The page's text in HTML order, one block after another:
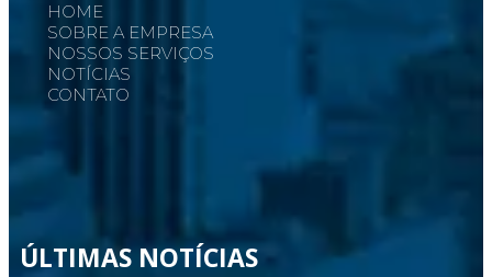
HOME
SOBRE A EMPRESA
NOSSOS SERVIÇOS
NOTÍCIAS
CONTATO
ÚLTIMAS NOTÍCIAS